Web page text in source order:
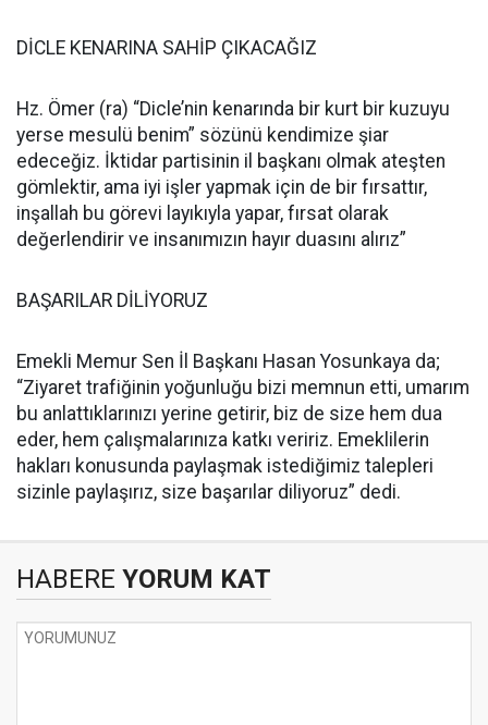
DİCLE KENARINA SAHİP ÇIKACAĞIZ
Hz. Ömer (ra) “Dicle’nin kenarında bir kurt bir kuzuyu
yerse mesulü benim” sözünü kendimize şiar
edeceğiz. İktidar partisinin il başkanı olmak ateşten
gömlektir, ama iyi işler yapmak için de bir fırsattır,
inşallah bu görevi layıkıyla yapar, fırsat olarak
değerlendirir ve insanımızın hayır duasını alırız”
BAŞARILAR DİLİYORUZ
Emekli Memur Sen İl Başkanı Hasan Yosunkaya da;
“Ziyaret trafiğinin yoğunluğu bizi memnun etti, umarım
bu anlattıklarınızı yerine getirir, biz de size hem dua
eder, hem çalışmalarınıza katkı veririz. Emeklilerin
hakları konusunda paylaşmak istediğimiz talepleri
sizinle paylaşırız, size başarılar diliyoruz” dedi.
HABERE YORUM KAT